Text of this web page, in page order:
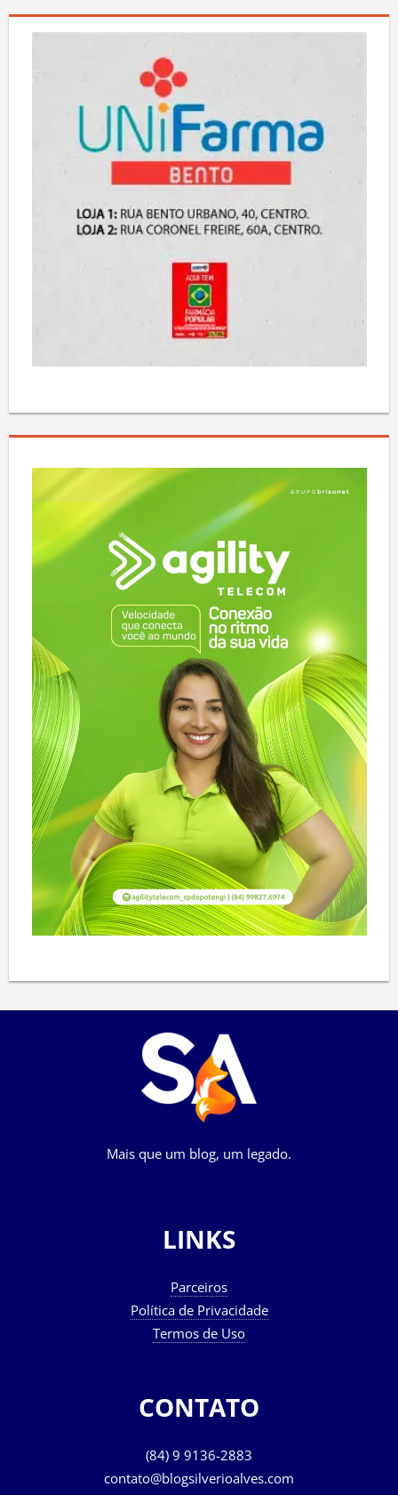
Mais que um blog, um legado.
LINKS
Parceiros
Política de Privacidade
Termos de Uso
CONTATO
(84) 9 9136-2883
contato@blogsilverioalves.com